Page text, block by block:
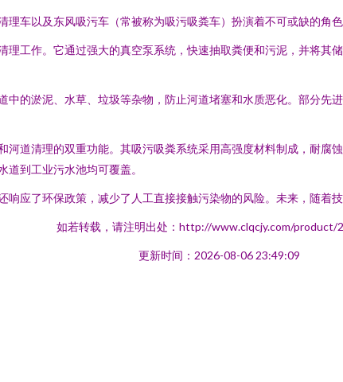
车以及东风吸污车（常被称为吸污吸粪车）扮演着不可或缺的角
工作。它通过强大的真空泵系统，快速抽取粪便和污泥，并将其
的淤泥、水草、垃圾等杂物，防止河道堵塞和水质恶化。部分先
河道清理的双重功能。其吸污吸粪系统采用高强度材料制成，耐腐
到工业污水池均可覆盖。
应了环保政策，减少了人工直接接触污染物的风险。未来，随着
如若转载，请注明出处：http://www.clqcjy.com/product/
更新时间：2026-08-06 23:49:09